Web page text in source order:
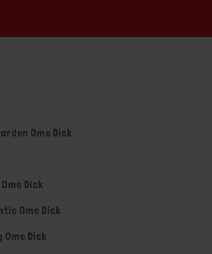
Ome Dick
Dick
Ome Dick
Dick